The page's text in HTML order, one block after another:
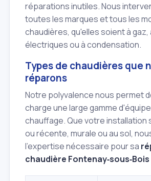
réparations inutiles. Nous
toutes les marques et tous les
chaudières, qu'elles soient à gaz,
électriques ou à condensation.
Types de chaudières que
réparons
Notre polyvalence nous permet
charge une large gamme
chauffage. Que votre installation
ou récente, murale ou au sol,
l'expertise nécessaire pour sa
chaudière